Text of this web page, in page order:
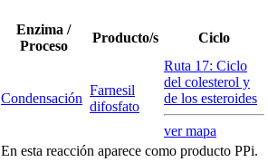
Enzima /
Proceso
Producto/s Ciclo
Condensación
Farnesil
difosfato
Ruta 17: Ciclo
del colesterol y
de los esteroides
ver mapa
En esta reacción aparece como producto PPi.